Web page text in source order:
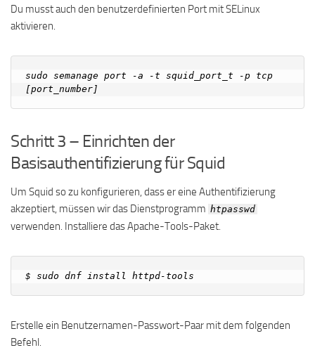
Du musst auch den benutzerdefinierten Port mit SELinux
aktivieren.
sudo semanage port -a -t squid_port_t -p tcp
Schritt 3 – Einrichten der
Basisauthentifizierung für Squid
Um Squid so zu konfigurieren, dass er eine Authentifizierung
akzeptiert, müssen wir das Dienstprogramm htpasswd
verwenden. Installiere das Apache-Tools-Paket.
Erstelle ein Benutzernamen-Passwort-Paar mit dem folgenden
Befehl.